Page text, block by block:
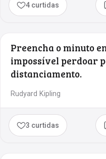
4 curtidas
Preencha o minuto
impossível perdoar
distanciamento.
Rudyard Kipling
3 curtidas